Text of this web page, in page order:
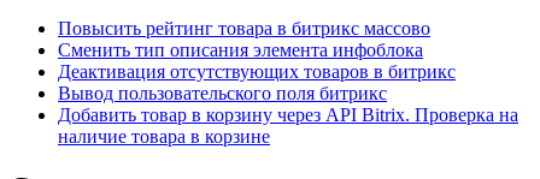
Повысить рейтинг товара в битрикс массово
Сменить тип описания элемента инфоблока
Деактивация отсутствующих товаров в битрикс
Вывод пользовательского поля битрикс
Добавить товар в корзину через API Bitrix. Проверка на
наличие товара в корзине